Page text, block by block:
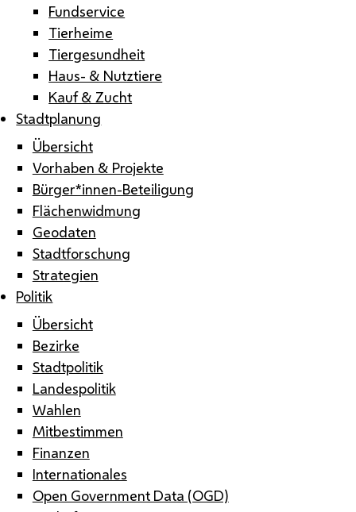
Fundservice
Tierheime
Tiergesundheit
Haus- & Nutztiere
Kauf & Zucht
Stadtplanung
Übersicht
Vorhaben & Projekte
Bürger*innen-Beteiligung
Flächenwidmung
Geodaten
Stadtforschung
Strategien
Politik
Übersicht
Bezirke
Stadtpolitik
Landespolitik
Wahlen
Mitbestimmen
Finanzen
Internationales
Open Government Data (OGD)